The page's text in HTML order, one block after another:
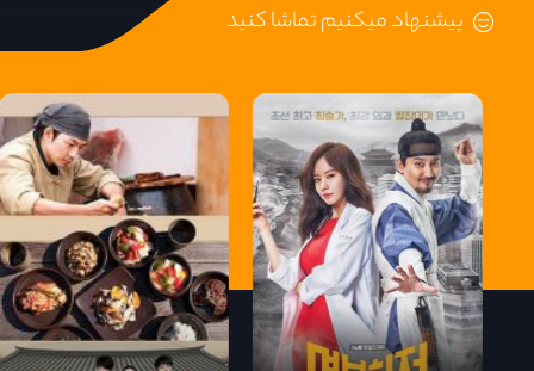
قسمت 12
قسمت 13
قسمت 14
پیشنهاد میکنیم تماشا کنید